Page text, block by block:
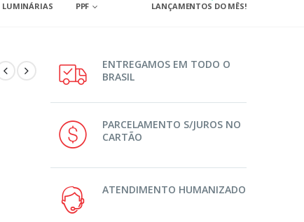
LUMINÁRIAS PPF LANÇAMENTOS DO MÊS!
ENTREGAMOS EM TODO O
BRASIL
PARCELAMENTO S/JUROS NO
CARTÃO
ATENDIMENTO HUMANIZADO